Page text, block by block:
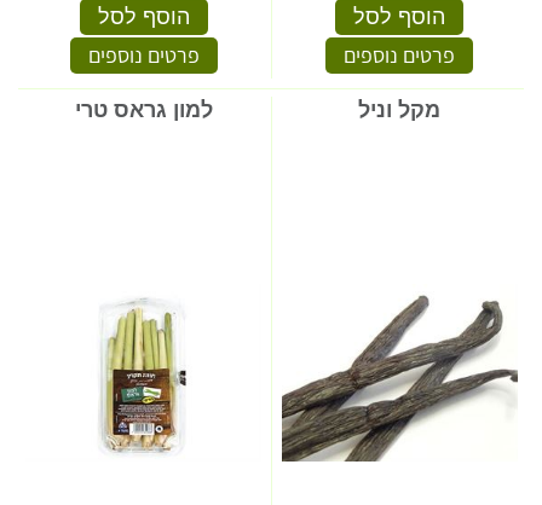
הוסף לסל
פרטים נוספים
הוסף לסל
פרטים נוספים
מקל וניל למון גראס טרי